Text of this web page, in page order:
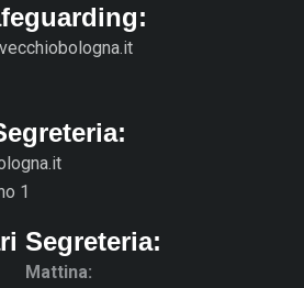
1
Segreteria:
Mattina: